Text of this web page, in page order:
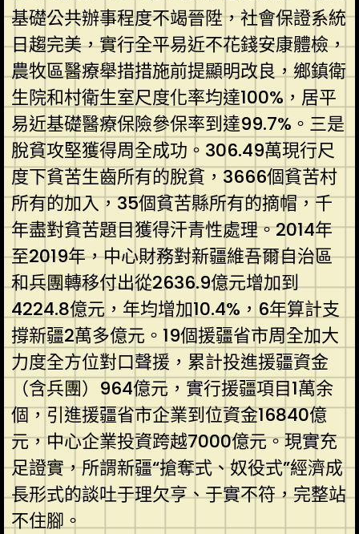
基礎公共辦事程度不竭晉陞，社會保證系統
日趨完美，實行全平易近不花錢安康體檢，
農牧區醫療舉措措施前提顯明改良，鄉鎮衛
生院和村衛生室尺度化率均達100%，居平
易近基礎醫療保險參保率到達99.7%。三是
脫貧攻堅獲得周全成功。306.49萬現行尺
度下貧苦生齒所有的脫貧，3666個貧苦村
所有的加入，35個貧苦縣所有的摘帽，千
年盡對貧苦題目獲得汗青性處理。2014年
至2019年，中心財務對新疆維吾爾自治區
和兵團轉移付出從2636.9億元增加到
4224.8億元，年均增加10.4%，6年算計支
撐新疆2萬多億元。19個援疆省市周全加大
力度全方位對口聲援，累計投進援疆資金
（含兵團）964億元，實行援疆項目1萬余
個，引進援疆省市企業到位資金16840億
元，中心企業投資跨越7000億元。現實充
足證實，所謂新疆“搶奪式、奴役式”經濟成
長形式的談吐于理欠亨、于實不符，完整站
不住腳。